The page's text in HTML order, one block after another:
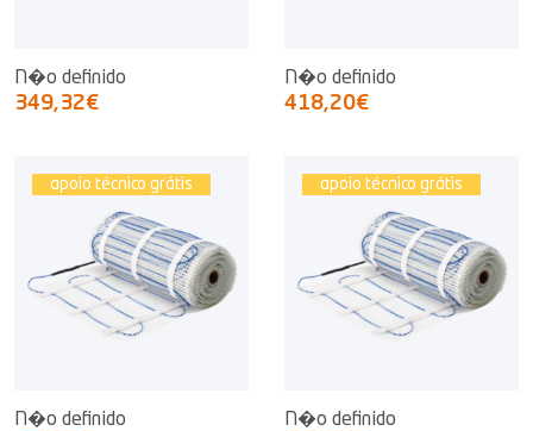
N�o definido
349,32€
N�o definido
418,20€
apoio técnico grátis
N�o definido
apoio técnico grátis
N�o definido